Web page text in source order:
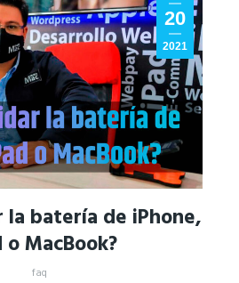
20
2021
la batería de iPhone,
o MacBook?
faq